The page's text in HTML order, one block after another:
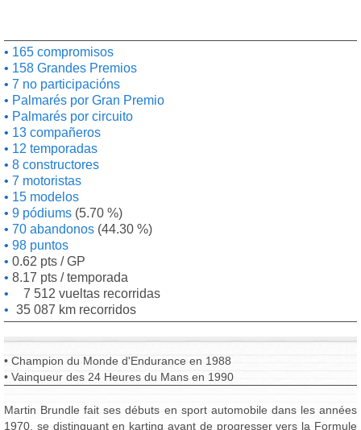
165 compromisos
158 Grandes Premios
7 no participacións
Palmarés por Gran Premio
Palmarés por circuito
13 compañeros
12 temporadas
8 constructores
7 motoristas
15 modelos
9 pódiums (5.70 %)
70 abandonos (44.30 %)
98 puntos
0.62 pts / GP
8.17 pts / temporada
7 512 vueltas recorridas
35 087 km recorridos
• Champion du Monde d'Endurance en 1988
• Vainqueur des 24 Heures du Mans en 1990
Martin Brundle fait ses débuts en sport automobile dans les années
1970, se distinguant en karting avant de progresser vers la Formule